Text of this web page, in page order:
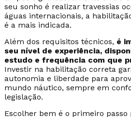
perfil, objetivos e tipo de
busca pilotar pequenas
rios, lagos ou áreas costeiras
de
Arrais Amador
é suficiente.
Já quem deseja se aventurar em
como travessias entre cidades
deve considerar a habilitação de
amplia significativamente o raio
seu sonho é realizar travessias
águas internacionais, a
é a mais indicada.